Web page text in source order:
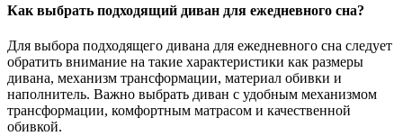
Как выбрать подходящий диван для ежедневного сна?
Для выбора подходящего дивана для ежедневного сна следует
обратить внимание на такие характеристики как размеры
дивана, механизм трансформации, материал обивки и
наполнитель. Важно выбрать диван с удобным механизмом
трансформации, комфортным матрасом и качественной
обивкой.